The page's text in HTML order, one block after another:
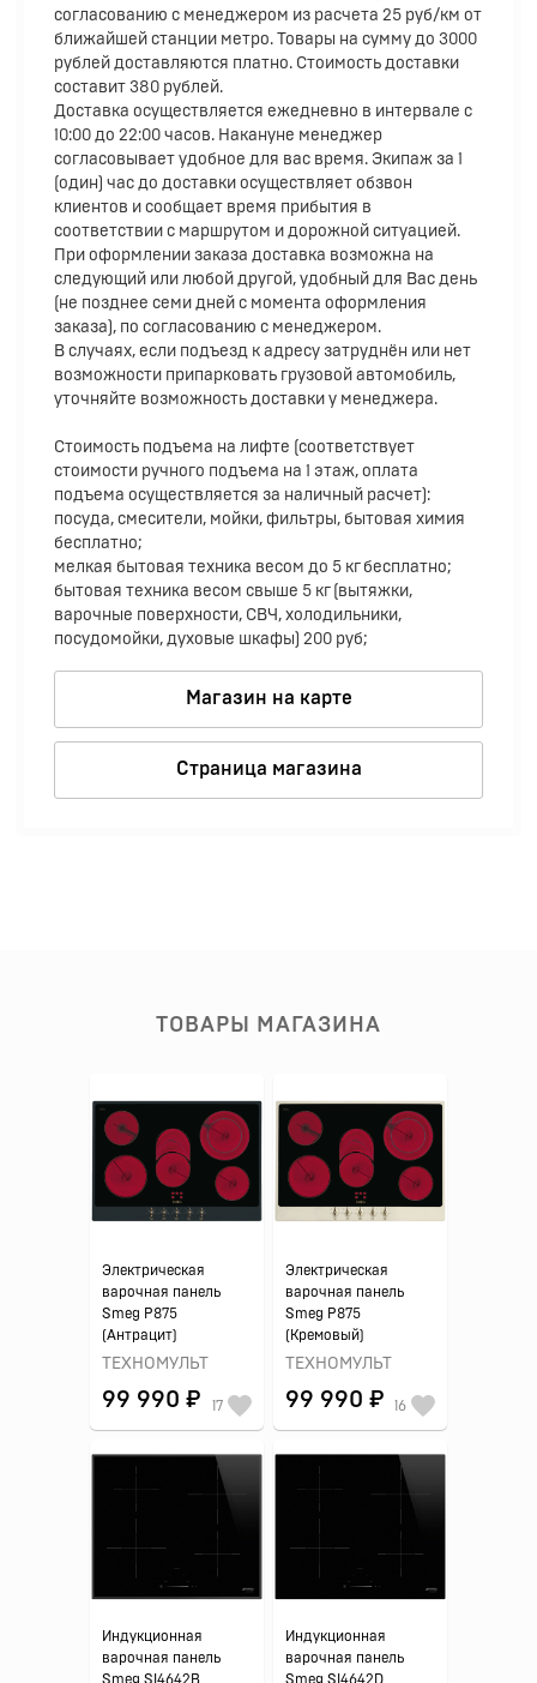
согласованию с менеджером из расчета 25 руб/км от
ближайшей станции метро. Товары на сумму до 3000
рублей доставляются платно. Стоимость доставки
составит 380 рублей.
Доставка осуществляется ежедневно в интервале с
10:00 до 22:00 часов. Накануне менеджер
согласовывает удобное для вас время. Экипаж за 1
(один) час до доставки осуществляет обзвон
клиентов и сообщает время прибытия в
соответствии с маршрутом и дорожной ситуацией.
При оформлении заказа доставка возможна на
следующий или любой другой, удобный для Вас день
(не позднее семи дней с момента оформления
заказа), по согласованию с менеджером.
В случаях, если подъезд к адресу затруднён или нет
возможности припарковать грузовой автомобиль,
уточняйте возможность доставки у менеджера.
Стоимость подъема на лифте (соответствует
стоимости ручного подъема на 1 этаж, оплата
подъема осуществляется за наличный расчет):
посуда, смесители, мойки, фильтры, бытовая химия
бесплатно;
мелкая бытовая техника весом до 5 кг бесплатно;
бытовая техника весом свыше 5 кг (вытяжки,
варочные поверхности, СВЧ, холодильники,
посудомойки, духовые шкафы) 200 руб;
Магазин на карте
Страница магазина
ТОВАРЫ МАГАЗИНА
Электрическая
варочная панель
Smeg P875
(Антрацит)
ТЕХНОМУЛЬТ
99 990 ₽ 17
Электрическая
варочная панель
Smeg P875
(Кремовый)
ТЕХНОМУЛЬТ
99 990 ₽ 16
Индукционная
варочная панель
Smeg SI4642B
Индукционная
варочная панель
Smeg SI4642D